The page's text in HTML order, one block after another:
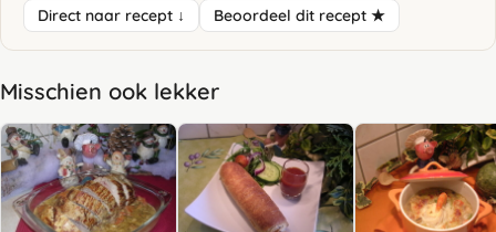
Direct naar recept ↓ Beoordeel dit recept ★
Misschien ook lekker